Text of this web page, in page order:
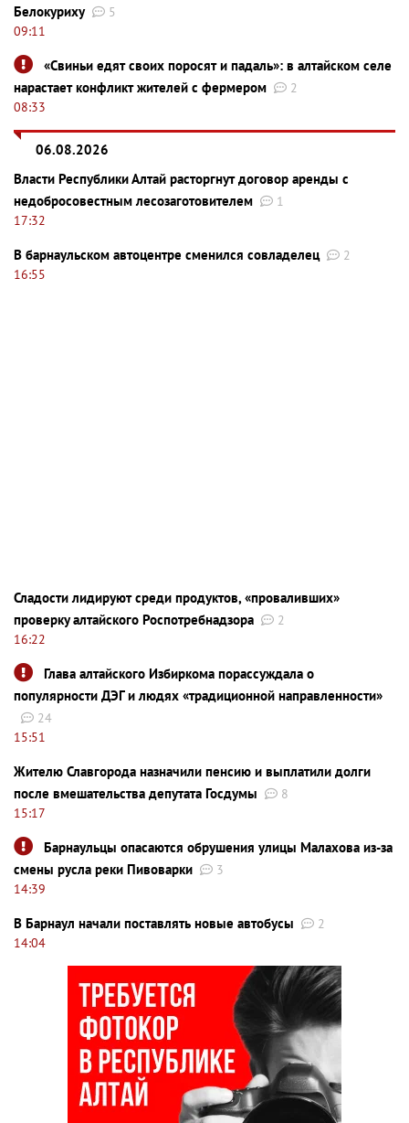
Белокуриху
5
09:11
«Свиньи едят своих поросят и падаль»: в алтайском селе
нарастает конфликт жителей с фермером
2
08:33
06.08.2026
Власти Республики Алтай расторгнут договор аренды с
недобросовестным лесозаготовителем
1
17:32
В барнаульском автоцентре сменился совладелец
2
16:55
Сладости лидируют среди продуктов, «проваливших»
проверку алтайского Роспотребнадзора
2
16:22
Глава алтайского Избиркома порассуждала о
популярности ДЭГ и людях «традиционной направленности»
24
15:51
Жителю Славгорода назначили пенсию и выплатили долги
после вмешательства депутата Госдумы
8
15:17
Барнаульцы опасаются обрушения улицы Малахова из-за
смены русла реки Пивоварки
3
14:39
В Барнаул начали поставлять новые автобусы
2
14:04